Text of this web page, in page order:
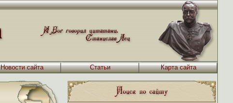
Новости сайта Статьи Карта сайта